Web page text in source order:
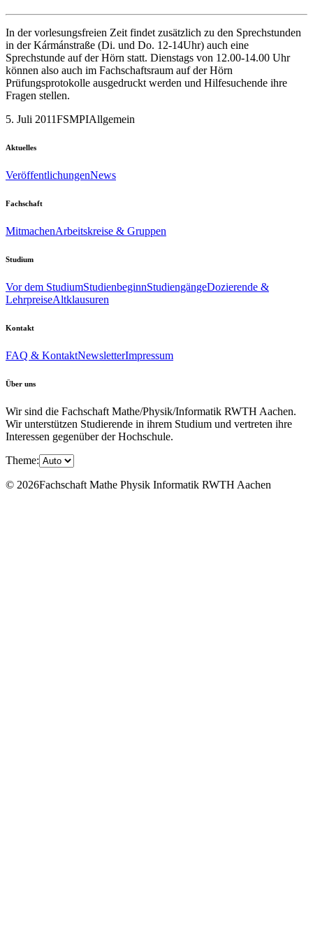
In der vorlesungsfreien Zeit findet zusätzlich zu den Sprechstunden
in der Kármánstraße (Di. und Do. 12-14Uhr) auch eine
Sprechstunde auf der Hörn statt. Dienstags von 12.00-14.00 Uhr
können also auch im Fachschaftsraum auf der Hörn
Prüfungsprotokolle ausgedruckt werden und Hilfesuchende ihre
Fragen stellen.
5. Juli 2011FSMPIAllgemein
Aktuelles
VeröffentlichungenNews
Fachschaft
MitmachenArbeitskreise & Gruppen
Studium
Vor dem StudiumStudienbeginnStudiengängeDozierende &
LehrpreiseAltklausuren
Kontakt
FAQ & KontaktNewsletterImpressum
Über uns
Wir sind die Fachschaft Mathe/Physik/Informatik RWTH Aachen.
Wir unterstützen Studierende in ihrem Studium und vertreten ihre
Interessen gegenüber der Hochschule.
Theme:
© 2026Fachschaft Mathe Physik Informatik RWTH Aachen